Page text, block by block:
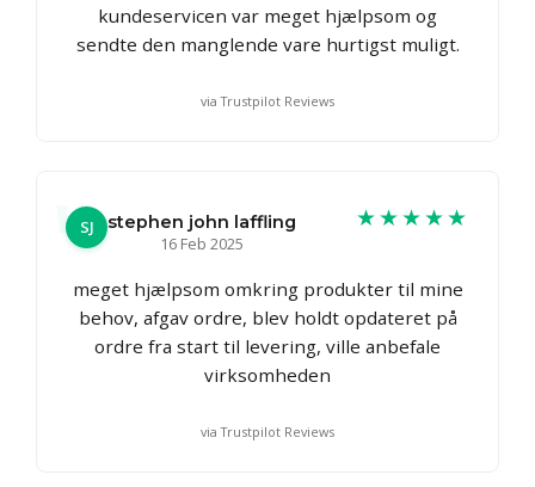
kundeservicen var meget hjælpsom og
sendte den manglende vare hurtigst muligt.
via Trustpilot Reviews
SJ
stephen john laffling
16 Feb 2025
★★★★★
meget hjælpsom omkring produkter til mine
behov, afgav ordre, blev holdt opdateret på
ordre fra start til levering, ville anbefale
virksomheden
via Trustpilot Reviews